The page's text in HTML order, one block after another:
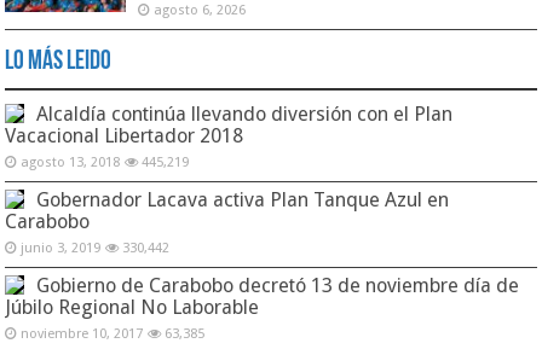
agosto 6, 2026
Lo Más Leido
Alcaldía continúa llevando diversión con el Plan
Vacacional Libertador 2018
agosto 13, 2018 445,219
Gobernador Lacava activa Plan Tanque Azul en
Carabobo
junio 3, 2019 330,442
Gobierno de Carabobo decretó 13 de noviembre día de
Júbilo Regional No Laborable
noviembre 10, 2017 63,385